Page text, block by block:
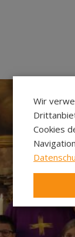
Wir
Cookies